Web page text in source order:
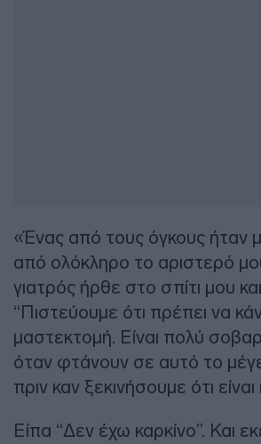
«Ένας από τους όγκους ήταν
από ολόκληρο το αριστερό
γιατρός ήρθε στο σπίτι μου
“Πιστεύουμε ότι πρέπει να
μαστεκτομή. Είναι πολύ
όταν φτάνουν σε αυτό το
πριν καν ξεκινήσουμε ότι είναι
Είπα “Δεν έχω καρκίνο”. Και